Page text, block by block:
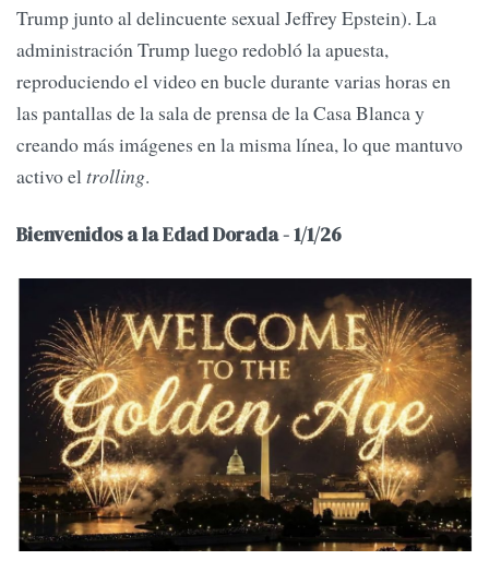
Trump junto al delincuente sexual Jeffrey Epstein). La
administración Trump luego redobló la apuesta,
reproduciendo el video en bucle durante varias horas en
las pantallas de la sala de prensa de la Casa Blanca y
creando más imágenes en la misma línea, lo que mantuvo
activo eltrolling.
Bienvenidos a la Edad Dorada - 1/1/26